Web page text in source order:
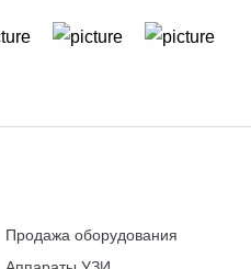
Продажа оборудования